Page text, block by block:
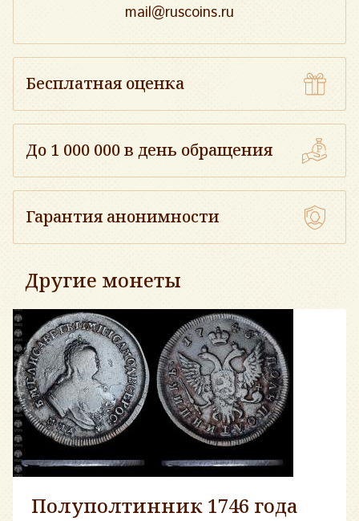
mail@ruscoins.ru
Бесплатная оценка
До 1 000 000 в день обращения
Гарантия анонимности
Другие монеты
Полуполтинник 1746 года